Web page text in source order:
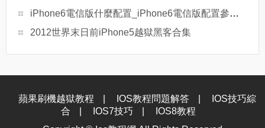
iPhone6電信版什麼配置_iPhone6電信版配置參數是多少
2012世界末日前iPhone5越獄黑客合集
蘋果刷機越獄教程 IOS教程問題解答
IOS技巧綜
合
IOS7技巧
IOS8教程